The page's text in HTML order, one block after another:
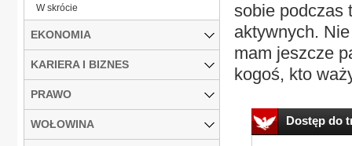
sobie podczas
aktywnych.
mam jeszcze
kogoś, kto
Dostęp do
W skrócie
EKONOMIA
KARIERA I BIZNES
PRAWO
WOŁOWINA